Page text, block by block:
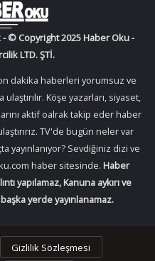
- © Copyright 2025 Haber Oku -
LTD. ŞTİ.
dakika haberleri yorumsuz ve
Köşe yazarları, siyaset,
aktif oalrak takip eder haber
TV'de bugün neler var
yayınlanıyor? Sevdiğiniz dizi ve
haber sitesinde. Haber
yapılamaz, Kanuna aykırı ve
yerde yayınlanamaz.
Gizlilik Sözleşmesi